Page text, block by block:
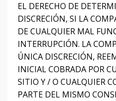
EL DERECHO DE
DISCRECIÓN, SI LA
DE CUALQUIER MAL
INTERRUPCIÓN. LA
ÚNICA DISCRECIÓN,
INICIAL COBRADA POR
SITIO Y / O CUALQUIER
PARTE DEL MISMO